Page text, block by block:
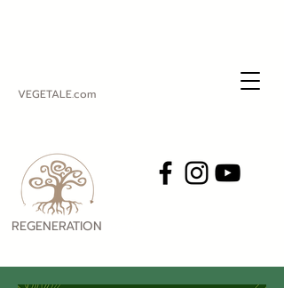
VEGETALE.com
REGENERATION